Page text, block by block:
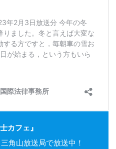
カフェ』
角山放送局で放送中！